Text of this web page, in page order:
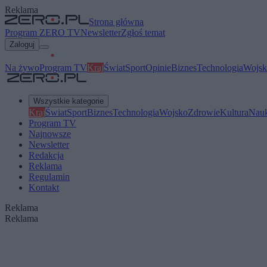
Reklama
Strona główna
Program ZERO TVNewsletterZgłoś temat
Zaloguj
Na żywoProgram TVKrajŚwiatSportOpinieBiznesTechnologia
Wszystkie kategorie
KrajŚwiatSportBiznesTechnologiaWojskoZdrowieKultura
Program TV
Najnowsze
Newsletter
Redakcja
Reklama
Regulamin
Kontakt
Reklama
Reklama